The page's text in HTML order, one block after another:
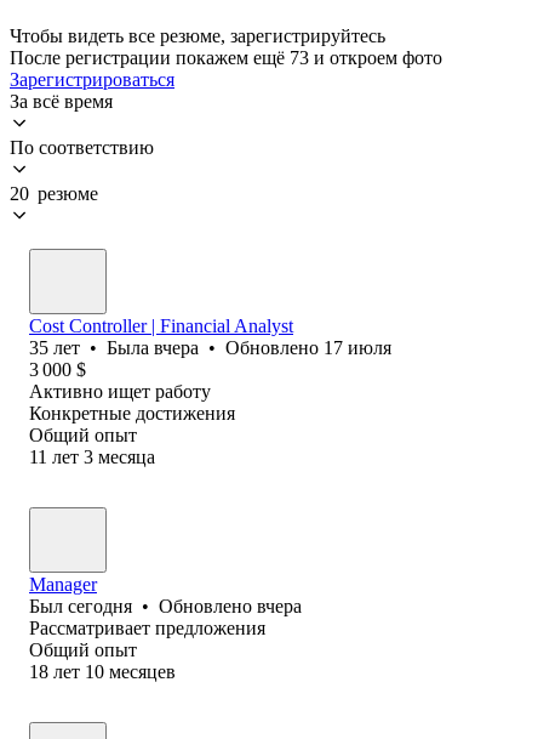
Чтобы видеть все резюме, зарегистрируйтесь
После регистрации покажем ещё 73 и откроем фото
Зарегистрироваться
За всё время
По соответствию
20 резюме
Cost Controller | Financial Analyst
35 лет • Была вчера • Обновлено 17 июля
3 000 $
Активно ищет работу
Конкретные достижения
Общий опыт
11 лет 3 месяца
Manager
Был сегодня • Обновлено вчера
Рассматривает предложения
Общий опыт
18 лет 10 месяцев